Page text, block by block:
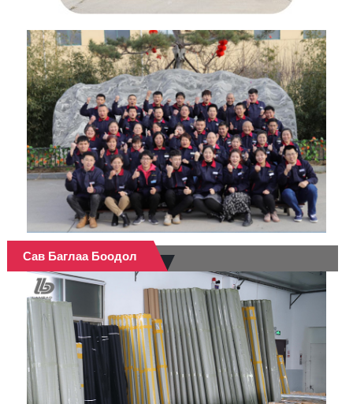
Сав Баглаа Боодол